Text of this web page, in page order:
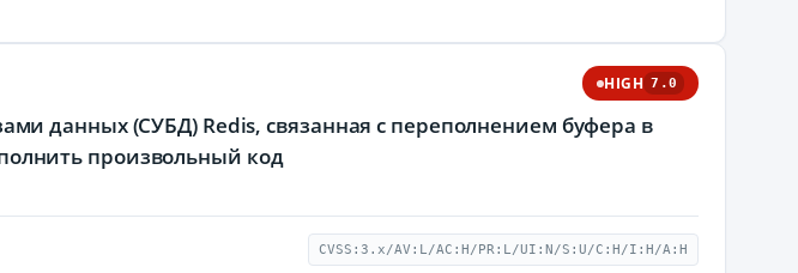
HIGH 7.0
данных (СУБД) Redis, связанная с переполнением буфера в
произвольный код
CVSS:3.x/AV:L/AC:H/PR:L/UI:N/S:U/C:H/I:H/A:H